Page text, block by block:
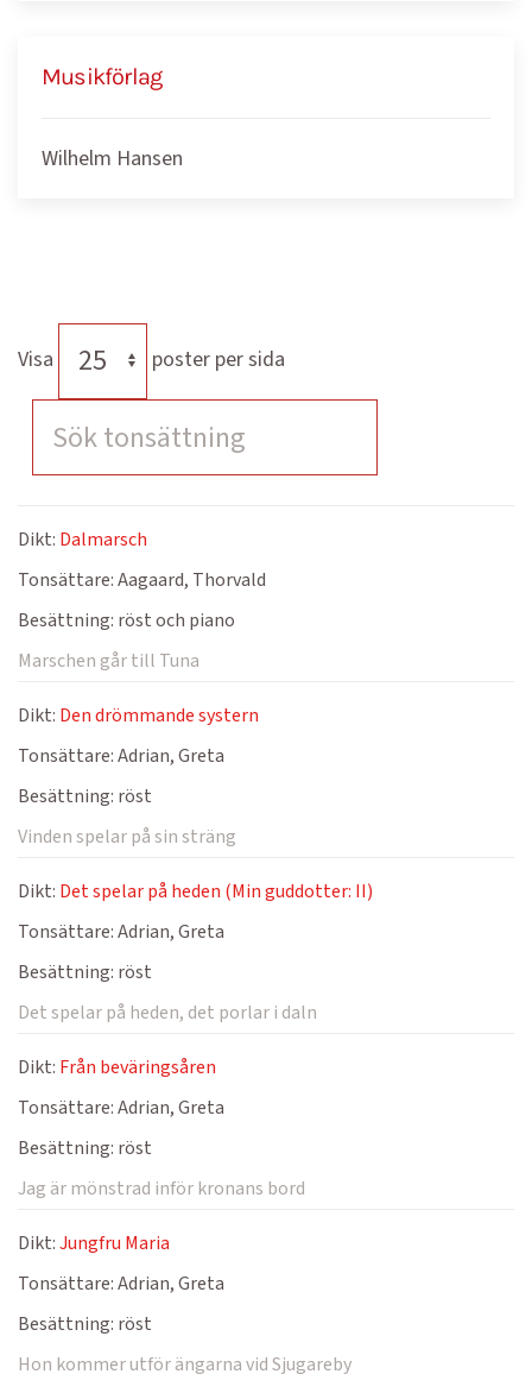
Musikförlag
Wilhelm Hansen
Visa poster per sida
Dikt: Dalmarsch
Tonsättare:Aagaard, Thorvald
Besättning: röst och piano
Marschen går till Tuna
Dikt: Den drömmande systern
Tonsättare:Adrian, Greta
Besättning: röst
Vinden spelar på sin sträng
Dikt: Det spelar på heden (Min guddotter: II)
Tonsättare:Adrian, Greta
Besättning: röst
Det spelar på heden, det porlar i daln
Dikt: Från beväringsåren
Tonsättare:Adrian, Greta
Besättning: röst
Jag är mönstrad inför kronans bord
Dikt:Jungfru Maria
Tonsättare:Adrian, Greta
Besättning: röst
Hon kommer utför ängarna vid Sjugareby